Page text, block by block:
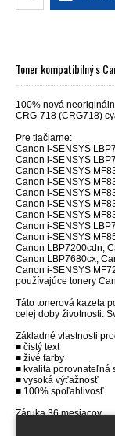
Toner kompatibilný s
100% nová
CRG-718 (CRG718)
Pre tlačiarne:
Canon i-SENSYS
Canon i-SENSYS
Canon i-SENSYS
Canon i-SENSYS
Canon i-SENSYS
Canon i-SENSYS
Canon i-SENSYS
Canon i-SENSYS
Canon i-SENSYS
Canon LBP7200cdn,
Canon LBP7680cx,
Canon i-SENSYS
používajúce tonery
Táto tonerová kazeta
celej doby životnosti.
Základné vlastnosti
■ čistý text
■ živé farby
■ kvalita porovnateľná
■ vysoká výťažnosť
■ 100% spoľahlivosť
Záruka 36 mesiacov.